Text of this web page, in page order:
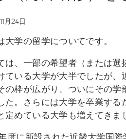
月24日
大学の留学についてです。
は、一部の希望者（または
ている大学が大半でしたが
の枠が広がり、ついにその
た。さらには大学を卒業す
定めている大学も増えてきま
度に新設された近畿大学国